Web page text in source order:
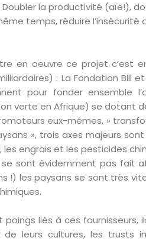
la productivité (aïe!),
temps, réduire l’insécurité
en oeuvre ce projet c’est
: La Fondation Bill
pour fonder ensemble
verte en Afrique) se dotant
eux-mêmes, »
», trois axes majeurs
engrais et les pesticides
sont évidemment pas fait
!) les paysans se sont très
poings liés à ces
de leurs cultures, les trusts